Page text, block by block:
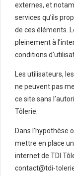
externes, et
services qu’ils
de ces éléments.
pleinement à
conditions
Les utilisateurs,
ne peuvent pas
ce site sans
Tôlerie.
Dans l’hypothèse
mettre en place
internet de TDI
contact@tdi-